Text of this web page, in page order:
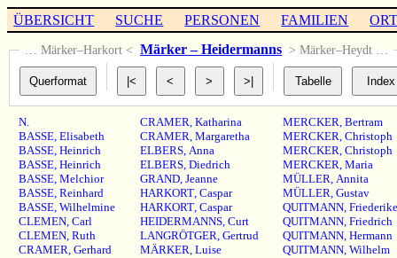
ÜBERSICHT SUCHE PERSONEN FAMILIEN
… Märker–Harkort < Märker – Heidermanns > Märker–Heydt …
N.
BASSE,Elisabeth
BASSE,Heinrich
BASSE,Heinrich
BASSE,Melchior
BASSE,Reinhard
BASSE,Wilhelmine
CLEMEN,Carl
CLEMEN,Ruth
CRAMER,Gerhard
CRAMER, Katharina
CRAMER, Margaretha
ELBERS, Anna
ELBERS, Diedrich
GRAND, Jeanne
HARKORT, Caspar
HARKORT, Caspar
HEIDERMANNS, Curt
LANGRÖTGER, Gertrud
MÄRKER, Luise
MERCKER, Bertram
MERCKER, Christoph
MERCKER, Christoph
MERCKER, Maria
MÜLLER, Annita
MÜLLER, Gustav
QUITMANN, Friederike
QUITMANN, Friedrich
QUITMANN, Hermann
QUITMANN, Wilhelm